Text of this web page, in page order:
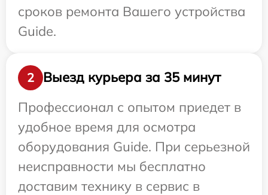
сроков ремонта Вашего устройства
Guide.
2
Выезд курьера за 35 минут
Профессионал с опытом приедет в
удобное время для осмотра
оборудования Guide. При серьезной
неисправности мы бесплатно
доставим технику в сервис в